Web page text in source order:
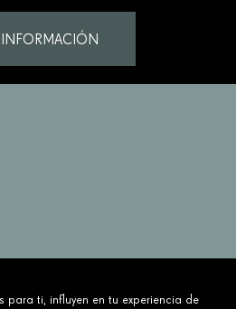
para ti, influyen en tu experiencia de